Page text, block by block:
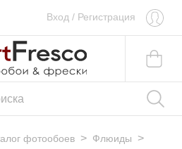
Вход / Регистрация
фотообоев > Флюиды >